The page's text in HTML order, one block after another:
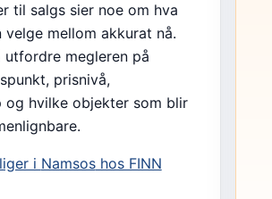
til salgs sier noe om hva
velge mellom akkurat nå.
utfordre megleren på
prisnivå,
og hvilke objekter som blir
i Namsoshos FINN